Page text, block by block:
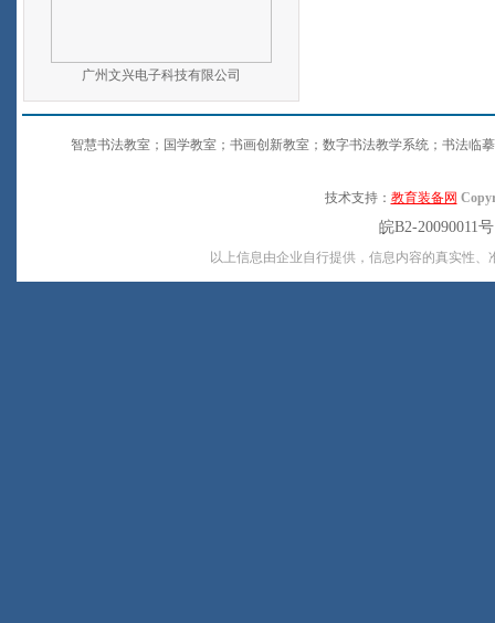
广州文兴电子科技有限公司
智慧书法教室；国学教室；书画创新教室；数字书法教学系统；书法临
技术支持： 教育装备网
皖B2-20090011
以上信息由企业自行提供，信息内容的真实性